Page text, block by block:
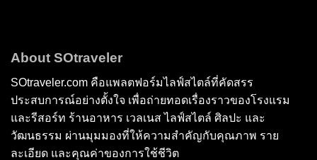
About SOtraveler
SOtraveler.com คือแพลตฟอร์มไลฟ์สไตล์ที่คัดสรร
ประสบการณ์อย่างตั้งใจ เพื่อถ่ายทอดเรื่องราวของโรงแรม
และรีสอร์ท ร้านอาหาร เวลเนส ไลฟ์สไตล์ ศิลปะ และ
วัฒนธรรม ผ่านมุมมองที่ให้ความสำคัญกับคุณภาพ ราย
ละเอียด และคุณค่าของการใช้ชีวิต